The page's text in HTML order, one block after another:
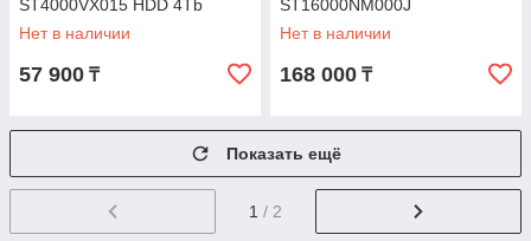
ST4000VX015 HDD 4Tb
Нет в наличии
57 900 ₸
ST16000NM000J
Нет в наличии
168 000 ₸
Показать ещё
1 / 2